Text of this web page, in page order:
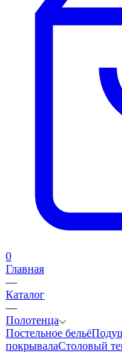
0
Главная
—
Каталог
—
Полотенца
Постельное бельё
покрывалаСтоловый